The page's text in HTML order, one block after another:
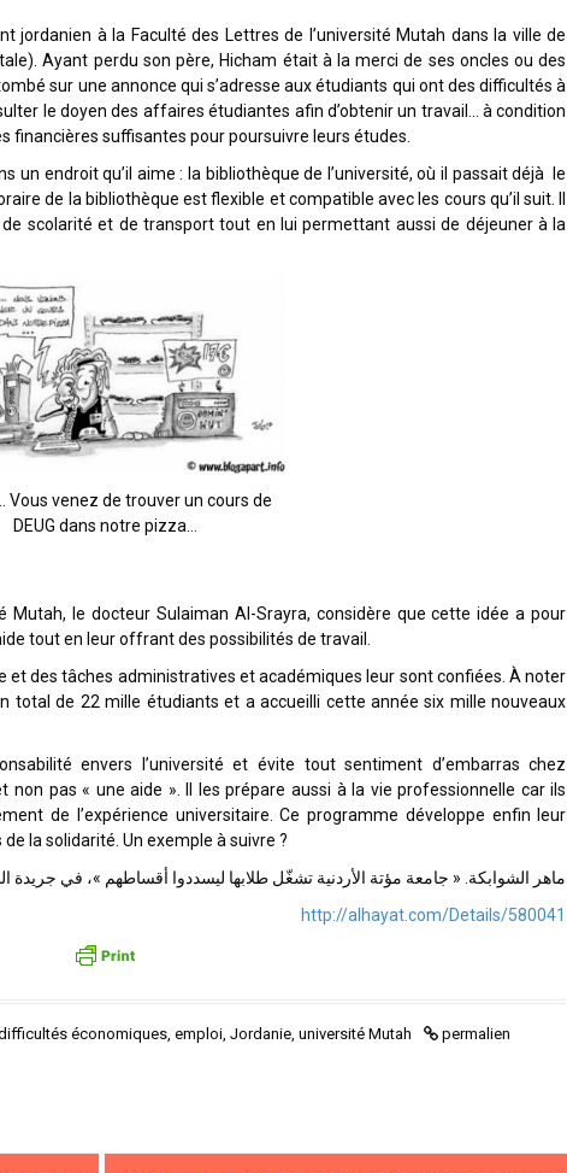
jordanien à la Faculté des Lettres de l’université Mutah dans la ville de
Ayant perdu son père, Hicham était à la merci de ses oncles ou des
sur une annonce qui s’adresse aux étudiants qui ont des difficultés à
le doyen des affaires étudiantes afin d’obtenir un travail… à condition
financières suffisantes pour poursuivre leurs études.
un endroit qu’il aime : la bibliothèque de l’université, où il passait déjà le
de la bibliothèque est flexible et compatible avec les cours qu’il suit. Il
scolarité et de transport tout en lui permettant aussi de déjeuner à la
Vous venez de trouver un cours de
DEUG dans notre pizza…
Mutah, le docteur Sulaiman Al-Srayra, considère que cette idée a pour
tout en leur offrant des possibilités de travail.
des tâches administratives et académiques leur sont confiées. À noter
total de 22 mille étudiants et a accueilli cette année six mille nouveaux
envers l’université et évite tout sentiment d’embarras chez
non pas « une aide ». Il les prépare aussi à la vie professionnelle car ils
de l’expérience universitaire. Ce programme développe enfin leur
la solidarité. Un exemple à suivre ?
ماهر الشوابكة. « جامعة مؤتة الأردنية تشغّل طلابها ليسددوا أقساطهم »، في جريدة الحياة، ٨ كانون
http://alhayat.com/Details/580041
économiques, emploi, Jordanie, université Mutah permalien